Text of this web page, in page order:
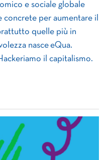
e sociale globale
concrete per aumentare il
quelle più in
nasce eQua.
il capitalismo.